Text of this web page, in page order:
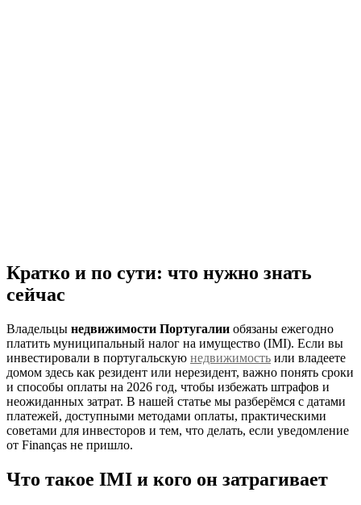
Кратко и по сути: что нужно знать
сейчас
Владельцы недвижимости Португалии обязаны ежегодно
платить муниципальный налог на имущество (IMI). Если вы
инвестировали в португальскую недвижимость или владеете
домом здесь как резидент или нерезидент, важно понять сроки
и способы оплаты на 2026 год, чтобы избежать штрафов и
неожиданных затрат. В нашей статье мы разберёмся с датами
платежей, доступными методами оплаты, практическими
советами для инвесторов и тем, что делать, если уведомление
от Finanças не пришло.
Что такое IMI и кого он затрагивает